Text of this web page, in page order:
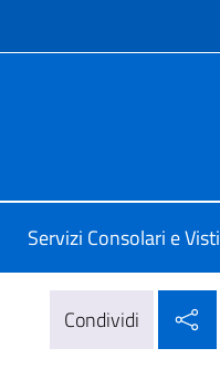
Servizi Consolari e Visti
Condividi